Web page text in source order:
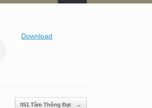
Download
051 Tâm Thông Đạt →